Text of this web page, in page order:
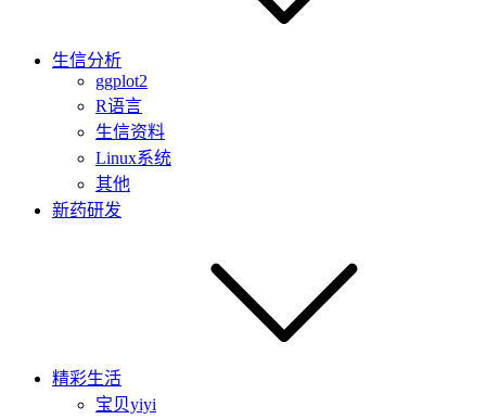
生信分析
ggplot2
R语言
生信资料
Linux系统
其他
新药研发
精彩生活
宝贝yiyi